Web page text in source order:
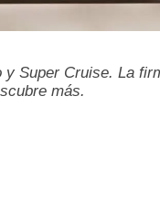
Super Cruise. La
más.